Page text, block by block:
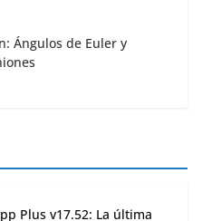
Ángulos de Euler y
Plus v17.52: La última